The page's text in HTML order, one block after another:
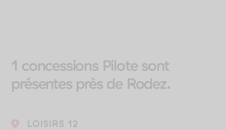
1 concessions Pilote sont
présentes près de Rodez.
LOISIRS 12